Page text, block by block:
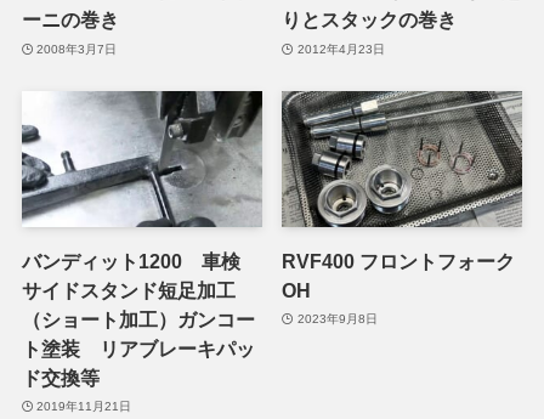
ーニの巻き
2008年3月7日
りとスタックの巻き
2012年4月23日
バンディット1200 車検
サイドスタンド短足加工
（ショート加工）ガンコー
ト塗装 リアブレーキパッ
ド交換等
2019年11月21日
RVF400 フロントフォーク
OH
2023年9月8日